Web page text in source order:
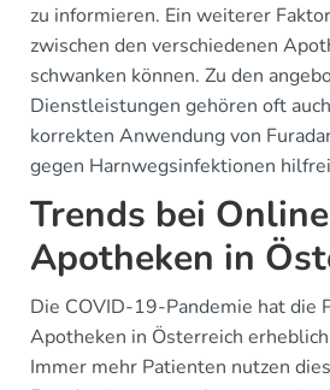
zu informieren. Ein weiterer
zwischen den verschiedenen
schwanken können. Zu den
Dienstleistungen gehören oft
korrekten Anwendung von
gegen Harnwegsinfektionen
Trends bei
Apotheken in
Die COVID-19-Pandemie hat die
Apotheken in Österreich
Immer mehr Patienten nutzen